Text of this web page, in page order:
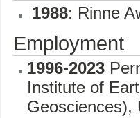
1988: Rinne
Employment
1996-2023
Institute of
Geosciences),